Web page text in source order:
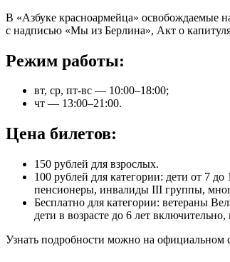
В «Азбуке красноармейца» освобождаемые
с надписью «Мы из Берлина», Акт о
Режим работы:
вт, ср, пт-вс — 10:00–18:00;
чт — 13:00–21:00.
Цена билетов:
150 рублей для взрослых.
100 рублей для категории: дети от 7
пенсионеры, инвалиды III группы,
Бесплатно для категории: ветераны
дети в возрасте до 6 лет
Узнать подробности можно на официальном